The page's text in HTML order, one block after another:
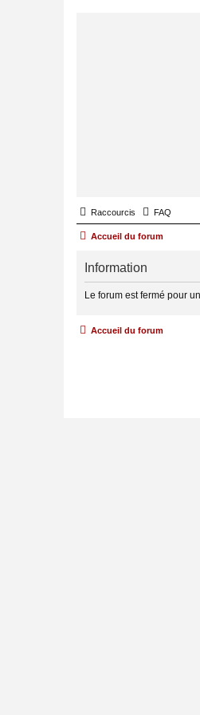
Raccourcis FAQ
Accueil du forum
Information
Le forum est fermé pour
Accueil du forum